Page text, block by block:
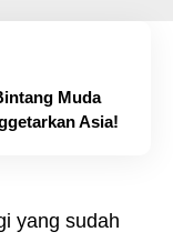
Muda
Asia!
yang sudah